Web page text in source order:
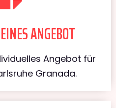
ANGEBOT
Angebot für
Granada.